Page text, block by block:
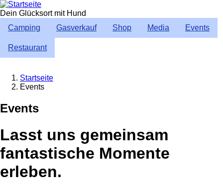
Direkt
zum
Dein Glücksort mit Hund
Camping
Gasverkauf Shop Media Events
Restaurant
Breadcrumb
Startseite
Events
Events
Lasst uns gemeinsam
fantastische Momente
erleben.